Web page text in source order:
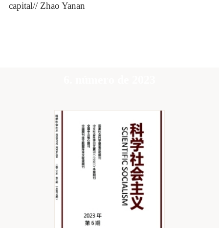
capital// Zhao Yanan